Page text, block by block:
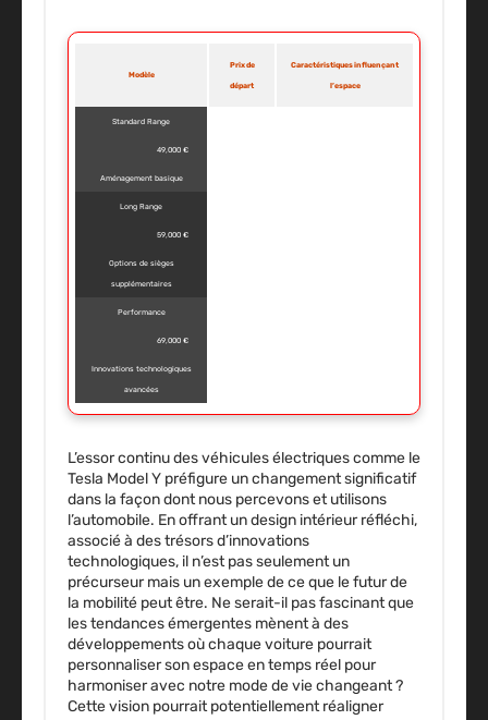
Modèle
Prix de
départ
Caractéristiques influençant
l’espace
Standard Range
49,000 €
Aménagement basique
Long Range
59,000 €
Options de sièges
supplémentaires
Performance
69,000 €
Innovations technologiques
avancées
L’essor continu des véhicules électriques comme le
Tesla Model Y préfigure un changement significatif
dans la façon dont nous percevons et utilisons
l’automobile. En offrant un design intérieur réfléchi,
associé à des trésors d’innovations
technologiques, il n’est pas seulement un
précurseur mais un exemple de ce que le futur de
la mobilité peut être. Ne serait-il pas fascinant que
les tendances émergentes mènent à des
développements où chaque voiture pourrait
personnaliser son espace en temps réel pour
harmoniser avec notre mode de vie changeant ?
Cette vision pourrait potentiellement réaligner